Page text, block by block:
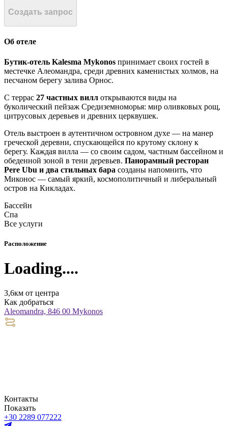
Создать запрос
Об отеле
Бутик-отель Kalesma Mykonos принимает своих гостей в
местечке Алеомандра, среди древних каменистых холмов, на
песчаном берегу залива Орнос.
С террас 27 частных вилл открываются виды на
буколический пейзаж Средиземноморья: мир оливковых рощ,
цитрусовых деревьев и древних церквушек.
Отель выстроен в аутентичном островном духе — на манер
греческой деревни, спускающейся по крутому склону к
берегу. Каждая вилла — со своим садом, частным бассейном и
обеденной зоной в тени деревьев. Панорамный ресторан
Pere Ubu и два стильных бара созданы напомнить, что
Миконос — самый яркий, космополитичный и либеральный
остров на Кикладах.
Бассейн
Спа
Все услуги
Расположение
Loading....
3,6км от центра
Как добраться
Aleomandra, 846 00 Mykonos
Контакты
Показать
+30 2289 077222